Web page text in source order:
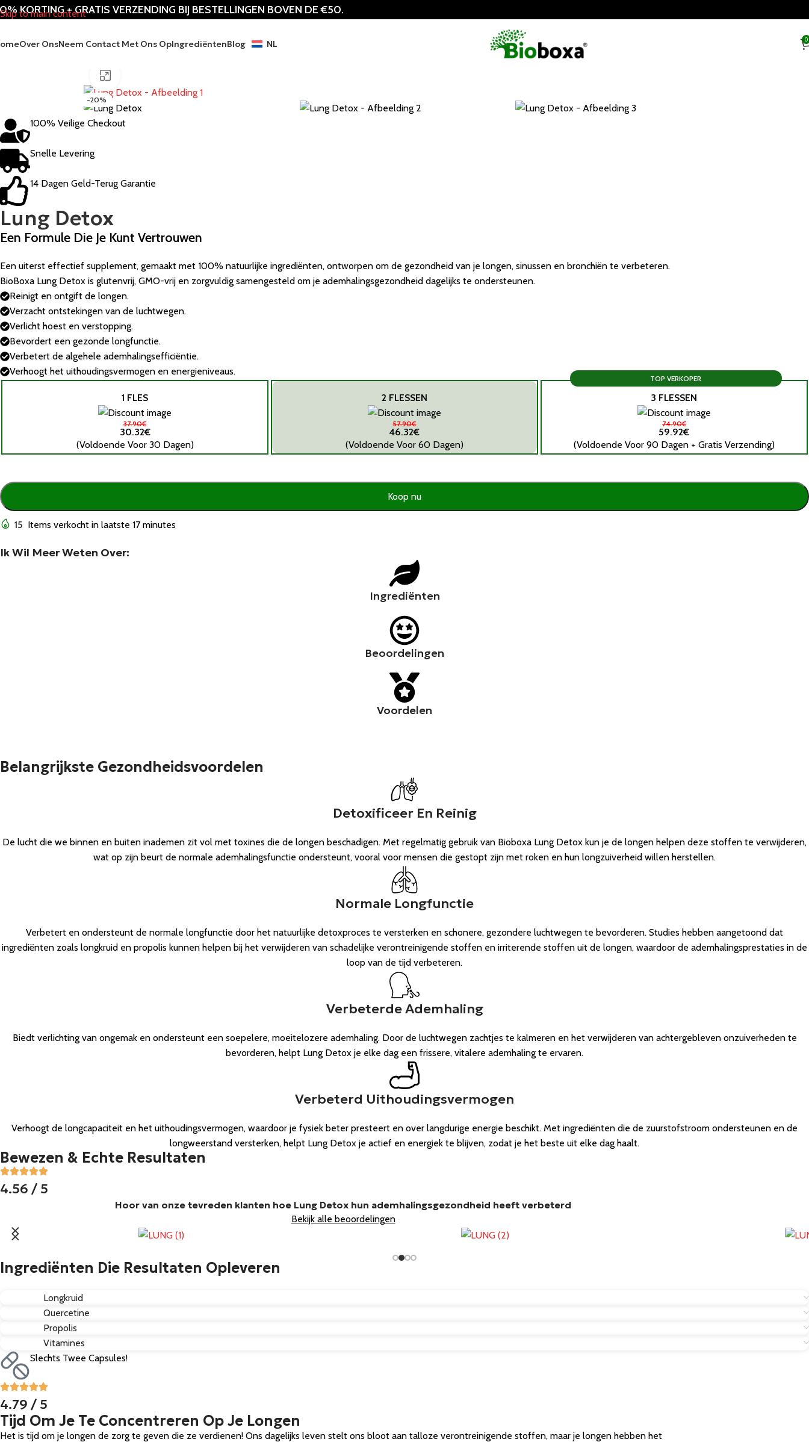
Skip to main content
KORTING + GRATIS VERZENDING BIJ BESTELLINGEN BOVEN DE €50.
Over OnsNeem Contact Met Ons OpIngrediëntenBlog NL 0
-20%
100% Veilige Checkout
Snelle Levering
14 Dagen Geld-Terug Garantie
Lung Detox
Een Formule Die Je Kunt Vertrouwen
Een uiterst effectief supplement, gemaakt met 100% natuurlijke ingrediënten, ontworpen om de gezondheid van je longen, sinussen en bronchiën te verbeteren.
BioBoxa Lung Detox is glutenvrij, GMO-vrij en zorgvuldig samengesteld om je ademhalingsgezondheid dagelijks te ondersteunen.
Reinigt en ontgift de longen.
Verzacht ontstekingen van de luchtwegen.
Verlicht hoest en verstopping.
Bevordert een gezonde longfunctie.
Verbetert de algehele ademhalingsefficiëntie.
Verhoogt het uithoudingsvermogen en energieniveaus.
1 FLES
37.90€
30.32€
(Voldoende Voor 30 Dagen)
2 FLESSEN
57.90€
46.32€
(Voldoende Voor 60 Dagen)
TOP VERKOPER
3 FLESSEN
74.90€
59.92€
(Voldoende Voor 90 Dagen + Gratis Verzending)
Koop nu
15 Items verkocht in laatste 17 minutes
Ik Wil Meer Weten Over:
Ingrediënten
Beoordelingen
Voordelen
Belangrijkste Gezondheidsvoordelen
Detoxificeer En Reinig
De lucht die we binnen en buiten inademen zit vol met toxines die de longen beschadigen. Met regelmatig gebruik van Bioboxa Lung Detox kun je de longen helpen deze stoffen te verwijderen,
wat op zijn beurt de normale ademhalingsfunctie ondersteunt, vooral voor mensen die gestopt zijn met roken en hun longzuiverheid willen herstellen.
Normale Longfunctie
Verbetert en ondersteunt de normale longfunctie door het natuurlijke detoxproces te versterken en schonere, gezondere luchtwegen te bevorderen. Studies hebben aangetoond dat
ingrediënten zoals longkruid en propolis kunnen helpen bij het verwijderen van schadelijke verontreinigende stoffen en irriterende stoffen uit de longen, waardoor de ademhalingsprestaties in de
loop van de tijd verbeteren.
Verbeterde Ademhaling
Biedt verlichting van ongemak en ondersteunt een soepelere, moeitelozere ademhaling. Door de luchtwegen zachtjes te kalmeren en het verwijderen van achtergebleven onzuiverheden te
bevorderen, helpt Lung Detox je elke dag een frissere, vitalere ademhaling te ervaren.
Verbeterd Uithoudingsvermogen
Verhoogt de longcapaciteit en het uithoudingsvermogen, waardoor je fysiek beter presteert en over langdurige energie beschikt. Met ingrediënten die de zuurstofstroom ondersteunen en de
longweerstand versterken, helpt Lung Detox je actief en energiek te blijven, zodat je het beste uit elke dag haalt.
Bewezen & Echte Resultaten
4.56 / 5
Hoor van onze tevreden klanten hoe Lung Detox hun ademhalingsgezondheid heeft verbeterd
Bekijk alle beoordelingen
Ingrediënten Die Resultaten Opleveren
Longkruid
Quercetine
Propolis
Vitamines
Slechts Twee Capsules!
4.79 / 5
Tijd Om Je Te Concentreren Op Je Longen
Het is tijd om je longen de zorg te geven die ze verdienen! Ons dagelijks leven stelt ons bloot aan talloze verontreinigende stoffen, maar je longen hebben het